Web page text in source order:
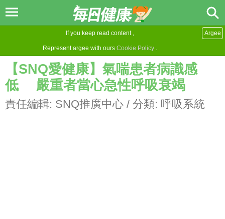
If you keep read content ,
Represent argee with ours Cookie Policy .
Argee
【SNQ愛健康】氣喘患者病識感
低 嚴重者當心急性呼吸衰竭
責任編輯: SNQ推廣中心 / 分類: 呼吸系統